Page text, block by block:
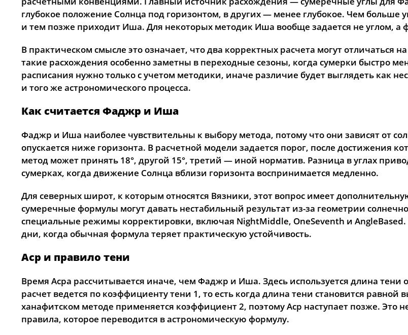
глубокое положение Солнца под горизонтом, в других — менее глубокое. Чем больше
и тем позже приходит Иша. Для некоторых методик Иша вообще задается не углом,
В практическом смысле это означает, что два корректных расчета могут отличаться
такие расхождения особенно заметны в переходные сезоны, когда сумерки быстро
расписания нужно только с учетом методики, иначе различие будет выглядеть как
и того же астрономического процесса.
Как считается Фаджр и Иша
Фаджр и Иша наиболее чувствительны к выбору метода, потому что они зависят от
опускается ниже горизонта. В расчетной модели задается порог, после достижения
метод может принять 18°, другой 15°, третий — иной норматив. Разница в углах
сумерках, когда движение Солнца вблизи горизонта воспринимается медленно.
Для северных широт, к которым относятся Вязники, этот вопрос имеет
сумеречные формулы могут давать нестабильный результат из-за геометрии
специальные режимы корректировки, включая NightMiddle, OneSeventh и
дни, когда обычная формула теряет практическую устойчивость.
Аср и правило тени
Время Асра рассчитывается иначе, чем Фаджр и Иша. Здесь используется длина тени
расчет ведется по коэффициенту тени 1, то есть когда длина тени становится
ханафитском методе применяется коэффициент 2, поэтому Аср наступает позже. Это
правила, которое переводится в астрономическую формулу.